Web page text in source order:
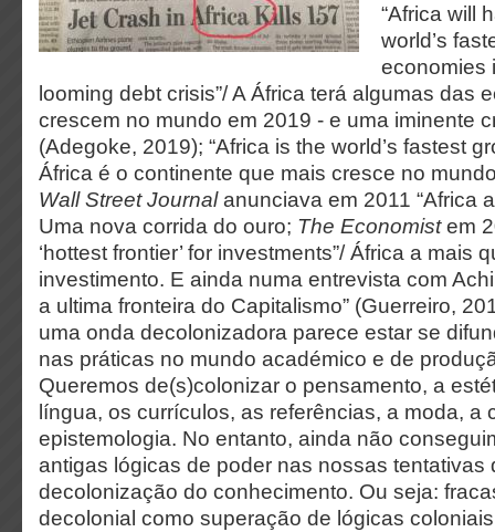
“Africa will
world’s
looming debt crisis”/ A África terá algumas das
crescem no mundo em 2019 - e uma iminente
(Adegoke, 2019); “Africa is the world’s fastest
África é o continente que mais cresce no
Wall Street Journalanunciava em 2011 “Africa
Uma nova corrida do ouro; The Economistem
‘hottest frontier’ for investments”/ África a mais
investimento. E ainda numa entrevista com
a ultima fronteira do Capitalismo” (Guerreiro,
uma onda decolonizadora parece estar se
nas práticas no mundo académico e de
Queremos de(s)colonizar o pensamento, a
língua, os currículos, as referências, a moda, a
epistemologia. No entanto, ainda não
antigas lógicas de poder nas nossas tentativas
decolonização do conhecimento. Ou seja:
decolonial como superação de lógicas